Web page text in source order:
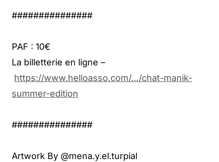
###############
PAF : 10€
La billetterie en ligne –
https://www.helloasso.com/…/chat-manik-
summer-edition
###############
Artwork By @mena.y.el.turpial